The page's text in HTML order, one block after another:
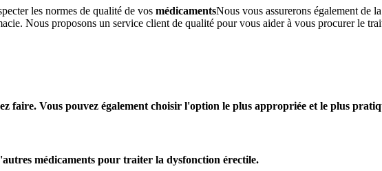
les normes de qualité de vos médicamentsNous vous assurerons également de
Nous proposons un service client de qualité pour vous aider à vous procurer le
faire. Vous pouvez également choisir l'option le plus appropriée et le plus
médicaments pour traiter la dysfonction érectile.